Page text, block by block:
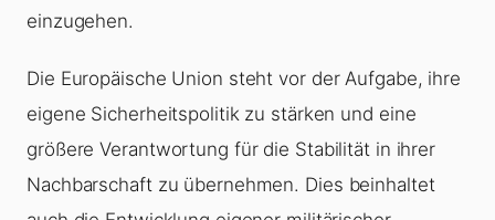
einzugehen.
Die Europäische Union steht vor der Aufgabe, ihre
eigene Sicherheitspolitik zu stärken und eine
größere Verantwortung für die Stabilität in ihrer
Nachbarschaft zu übernehmen. Dies beinhaltet